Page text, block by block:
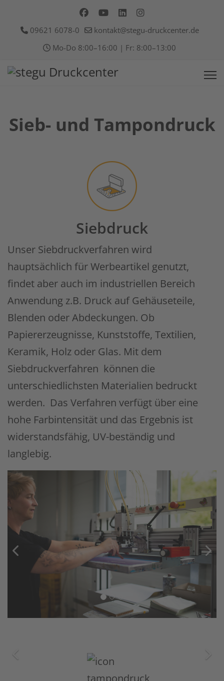
09621 6078-0
kontakt@stegu-druckcenter.de
Mo-Do 8:00–16:00 | Fr: 8:00–13:00
Sieb- und Tampondruck
Siebdruck
Unser Siebdruckverfahren wird
hauptsächlich für Werbeartikel genutzt,
findet aber auch im industriellen Bereich
Anwendung z.B. Druck auf Gehäuseteile,
Blenden oder Abdeckungen. Ob
Papiererzeugnisse, Kunststoffe, Textilien,
Keramik, Holz oder Glas. Mit dem
Siebdruckverfahren können die
unterschiedlichsten Materialien bedruckt
werden. Das Verfahren verfügt über eine
hohe Farbintensität und das Ergebnis ist
widerstandsfähig, UV-beständig und
langlebig.